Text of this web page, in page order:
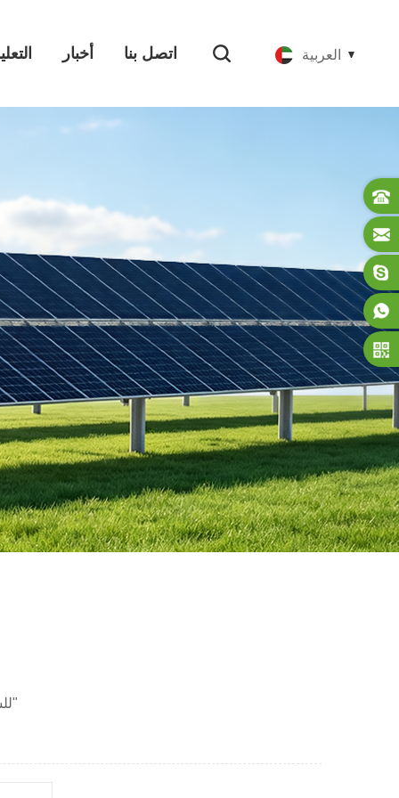
العربية أخبار اتصل بنا
2 النتائج التي تم العثور عليها ل "خطاف قدم على شكل حرف L للسقف المعدني"